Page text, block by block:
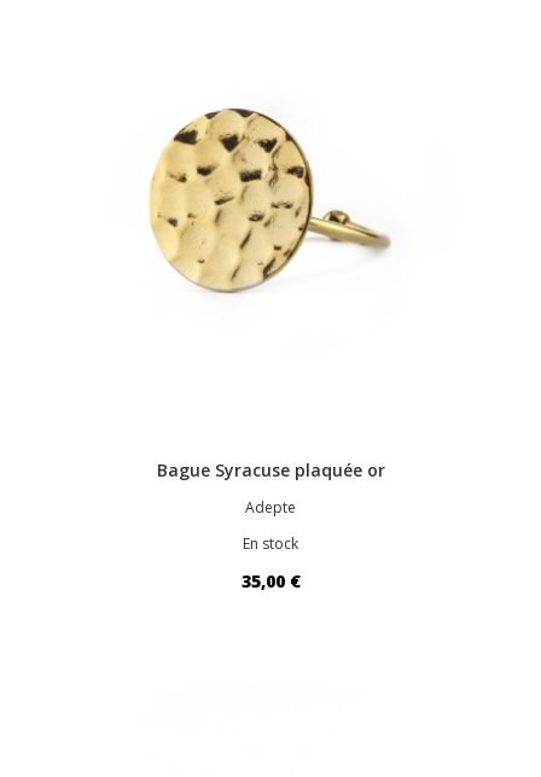
Bague Syracuse plaquée or
Adepte
En stock
35,00 €